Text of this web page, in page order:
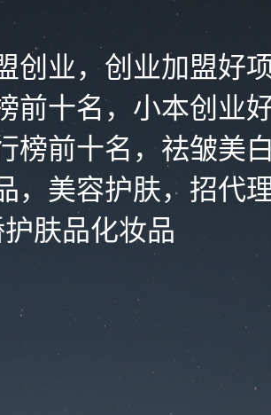
业，创业加盟好
十名，小本创业
前十名，祛皱美
美容护肤，招代
肤品化妆品